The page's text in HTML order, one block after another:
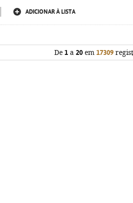
ADICIONAR À LISTA
De 1 a 20 em 17309